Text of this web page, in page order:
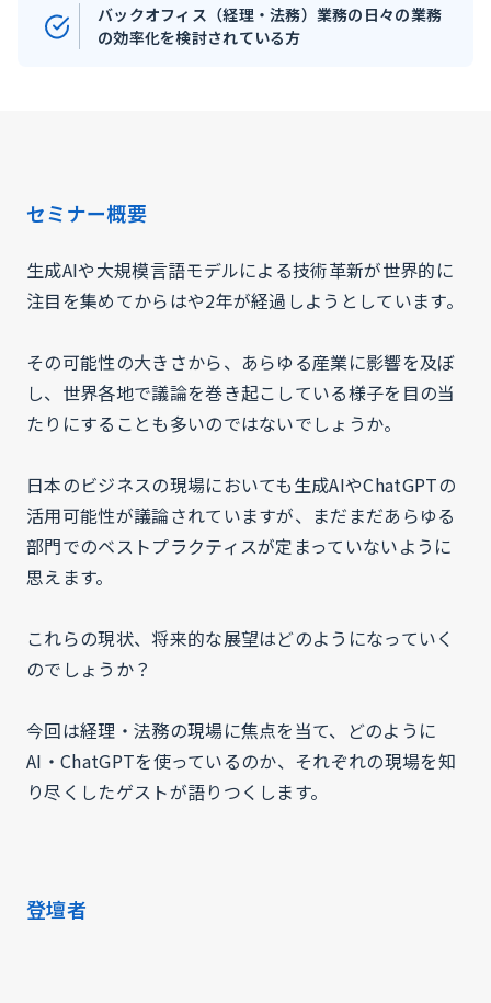
バックオフィス（経理・法務）業務の日々の業務
の効率化を検討されている方
セミナー概要
生成AIや大規模言語モデルによる技術革新が世界的に
注目を集めてからはや2年が経過しようとしています。
その可能性の大きさから、あらゆる産業に影響を及ぼ
し、世界各地で議論を巻き起こしている様子を目の当
たりにすることも多いのではないでしょうか。
日本のビジネスの現場においても生成AIやChatGPTの
活用可能性が議論されていますが、まだまだあらゆる
部門でのベストプラクティスが定まっていないように
思えます。
これらの現状、将来的な展望はどのようになっていく
のでしょうか？
今回は経理・法務の現場に焦点を当て、どのように
AI・ChatGPTを使っているのか、それぞれの現場を知
り尽くしたゲストが語りつくします。
登壇者